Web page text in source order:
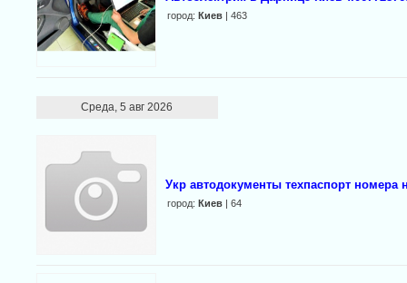
город: Киев | 463
Среда, 5 авг 2026
Укр автодокументы техпаспорт
город: Киев | 64